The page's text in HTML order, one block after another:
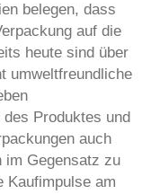
belegen, dass
auf die
heute sind über
umweltfreundliche
Produktes und
auch
im Gegensatz zu
Kaufimpulse am